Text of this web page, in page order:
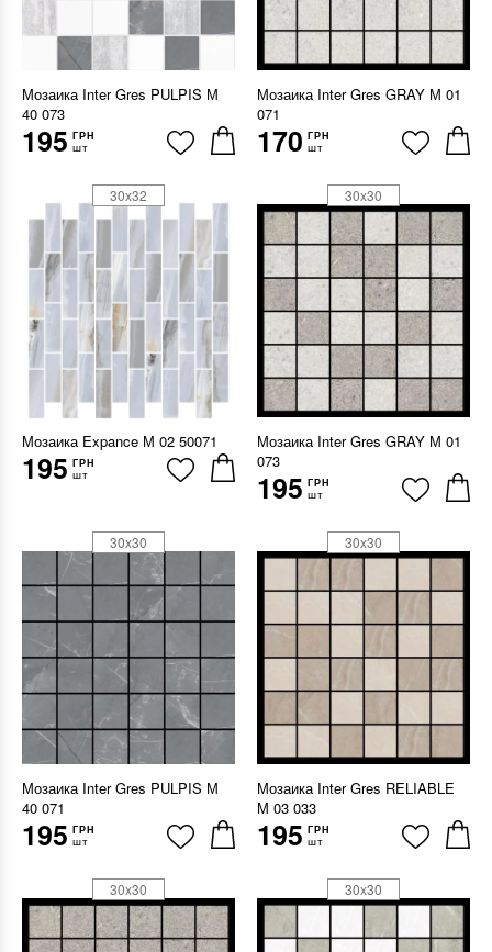
Мозаика Inter Gres PULPIS М
40 073
195 ГРН
шт
Мозаика Inter Gres GRAY М 01
071
170 ГРН
шт
Мозаика Expance М 02 50071
195 ГРН
шт
30x32
Мозаика Inter Gres GRAY М 01
073
195 ГРН
шт
30x30
Мозаика Inter Gres PULPIS М
40 071
195 ГРН
шт
30x30
Мозаика Inter Gres RELIABLE
М 03 033
195 ГРН
шт
30x30
30x30 30x30